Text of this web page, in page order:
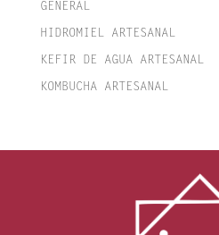
GENERAL
HIDROMIEL ARTESANAL
KEFIR DE AGUA ARTESANAL
KOMBUCHA ARTESANAL